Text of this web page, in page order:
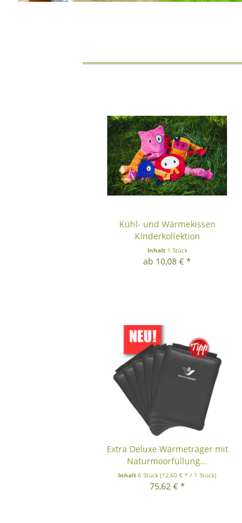
Kühl- und Wärmekissen
Kinderkollektion
Inhalt 1 Stück
ab 10,08 € *
Extra Deluxe Wärmeträger mit
Naturmoorfüllung...
Inhalt6 Stück(12,60 € * / 1 Stück)
75,62 € *